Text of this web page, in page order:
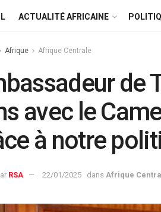
ACTUALITÉ AFRICAINE
Afrique Afrique Centrale
de
avec le
à notre
RSA 22/01/2025 dans Afrique